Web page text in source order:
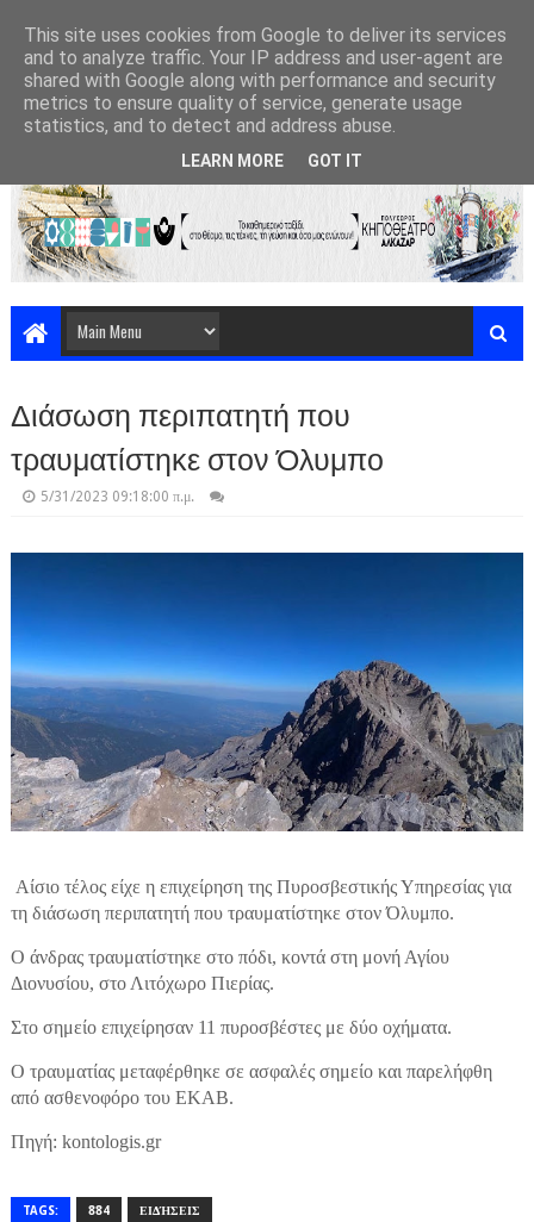
Διάσωση περιπατητή που
τραυματίστηκε στον Όλυμπο
5/31/2023 09:18:00 π.μ.
Αίσιο τέλος είχε η επιχείρηση της Πυροσβεστικής Υπηρεσίας για
τη διάσωση περιπατητή που τραυματίστηκε στον Όλυμπο.
Ο άνδρας τραυματίστηκε στο πόδι, κοντά στη μονή Αγίου
Διονυσίου, στο Λιτόχωρο Πιερίας.
Στο σημείο επιχείρησαν 11 πυροσβέστες με δύο οχήματα.
Ο τραυματίας μεταφέρθηκε σε ασφαλές σημείο και παρελήφθη
από ασθενοφόρο του ΕΚΑΒ.
Πηγή: kontologis.gr
TAGS: 884 ΕΙΔΉΣΕΙΣ
This site uses cookies from Google to deliver its services
and to analyze traffic. Your IP address and user-agent are
shared with Google along with performance and security
metrics to ensure quality of service, generate usage
statistics, and to detect and address abuse.
LEARN MORE GOT IT